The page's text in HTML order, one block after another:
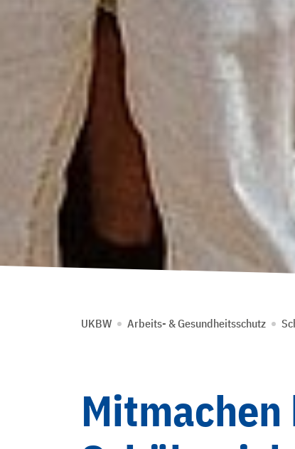
UKBW Arbeits- & Gesundheitsschutz